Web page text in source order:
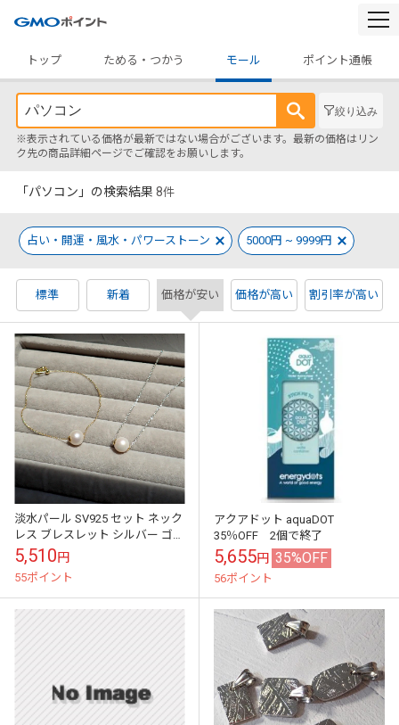
トップ
ためる・つかう モール ポイント通帳
絞り込み
※表示されている価格が最新ではない場合がございます。最新の価格はリン
ク先の商品詳細ページでご確認をお願いします。
「パソコン」の検索結果 8件
占い・開運・風水・パワーストーン 5000円 ~ 9999円
標準 新着 価格が安い 価格が高い 割引率が高い
淡水パール SV925 セット ネック
レス ブレスレット シルバー ゴー
ルド 天然石 パワーストーン
5,510円
55ポイント
アクアドット aquaDOT
35％OFF 2個で終了
5,655円 35%OFF
56ポイント